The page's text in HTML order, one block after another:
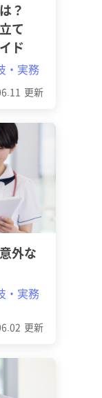
更新
？
て
ド
・実務
更新
外な
・実務